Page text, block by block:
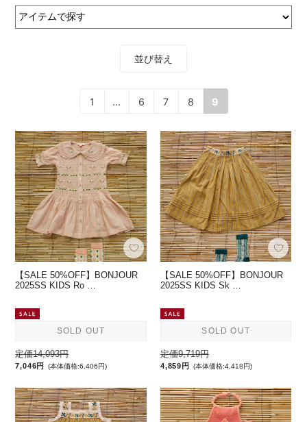
並び替え
1 … 6 7 8 9
【SALE 50%OFF】BONJOUR
2025SS KIDS Ro …
SOLD OUT
定価14,093円
7,046円 (本体価格:6,406円)
【SALE 50%OFF】BONJOUR
2025SS KIDS Sk …
SOLD OUT
定価9,719円
4,859円 (本体価格:4,418円)